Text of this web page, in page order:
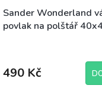
Sander Wonderland
povlak na polštář
490 Kč